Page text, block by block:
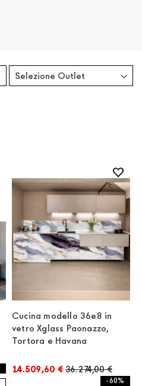
Cucina modello 36e8 in
vetro Xglass Paonazzo,
Tortora e Havana
14.509,60 € 36.274,00 €
- 60%